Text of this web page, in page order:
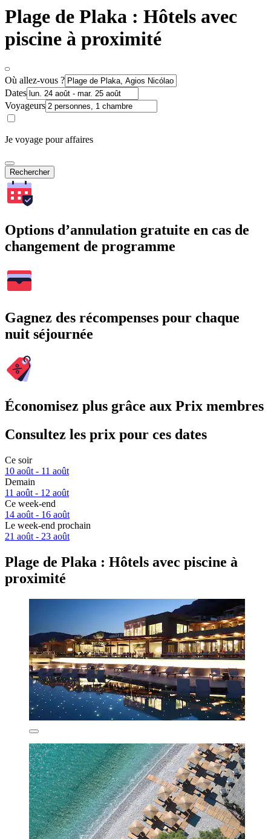
Plage de Plaka : Hôtels avec
piscine à proximité
Où allez-vous ?
Dates
Voyageurs
Je voyage pour affaires
Rechercher
Options d’annulation gratuite en cas de
changement de programme
Gagnez des récompenses pour chaque
nuit séjournée
Économisez plus grâce aux Prix membres
Consultez les prix pour ces dates
Ce soir
10 août - 11 août
Demain
11 août - 12 août
Ce week-end
14 août - 16 août
Le week-end prochain
21 août - 23 août
Plage de Plaka : Hôtels avec piscine à
proximité